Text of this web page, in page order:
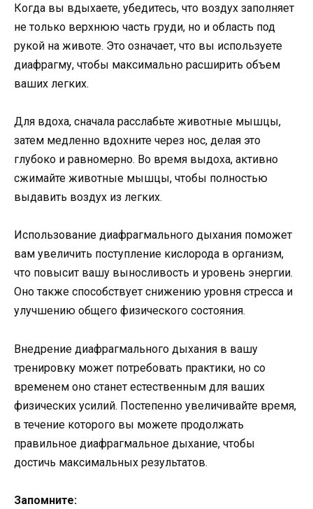
Когда вы вдыхаете, убедитесь, что воздух заполняет
не только верхнюю часть груди, но и область под
рукой на животе. Это означает, что вы используете
диафрагму, чтобы максимально расширить объем
ваших легких.
Для вдоха, сначала расслабьте животные мышцы,
затем медленно вдохните через нос, делая это
глубоко и равномерно. Во время выдоха, активно
сжимайте животные мышцы, чтобы полностью
выдавить воздух из легких.
Использование диафрагмального дыхания поможет
вам увеличить поступление кислорода в организм,
что повысит вашу выносливость и уровень энергии.
Оно также способствует снижению уровня стресса и
улучшению общего физического состояния.
Внедрение диафрагмального дыхания в вашу
тренировку может потребовать практики, но со
временем оно станет естественным для ваших
физических усилий. Постепенно увеличивайте время,
в течение которого вы можете продолжать
правильное диафрагмальное дыхание, чтобы
достичь максимальных результатов.
Запомните: